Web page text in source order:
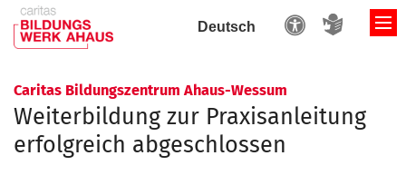
Zum Inhalt springen
Caritas Bildungszentrum Ahaus-Wessum
Weiterbildung zur Praxisanleitung
erfolgreich abgeschlossen